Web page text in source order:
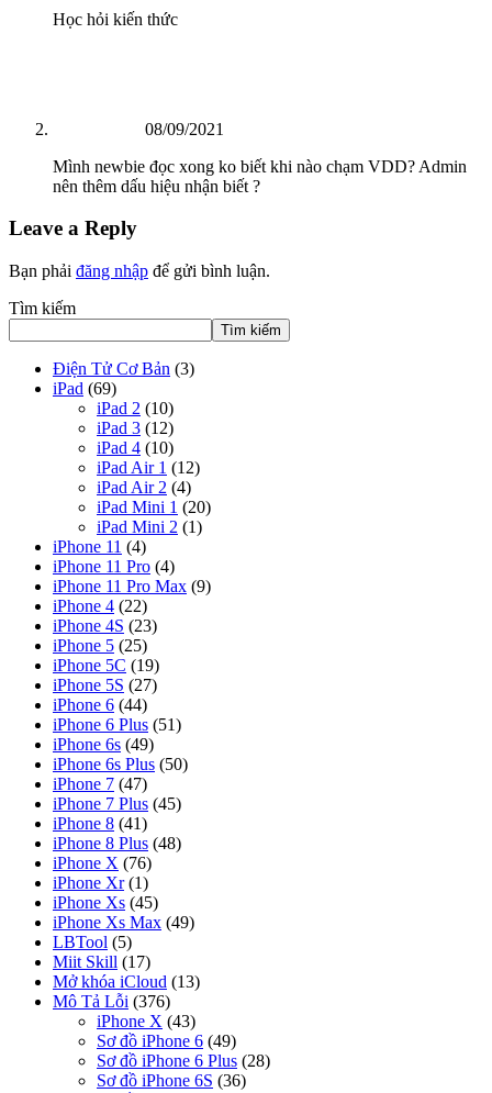
Học hỏi kiến thức
08/09/2021
Mình newbie đọc xong ko biết khi nào chạm VDD? Admin
nên thêm dấu hiệu nhận biết ?
Leave a Reply
Bạn phải đăng nhập để gửi bình luận.
Tìm kiếm
Tìm kiếm
Điện Tử Cơ Bản (3)
iPad (69)
iPad 2 (10)
iPad 3 (12)
iPad 4 (10)
iPad Air 1 (12)
iPad Air 2 (4)
iPad Mini 1 (20)
iPad Mini 2 (1)
iPhone 11 (4)
iPhone 11 Pro (4)
iPhone 11 Pro Max (9)
iPhone 4 (22)
iPhone 4S (23)
iPhone 5 (25)
iPhone 5C (19)
iPhone 5S (27)
iPhone 6 (44)
iPhone 6 Plus (51)
iPhone 6s (49)
iPhone 6s Plus (50)
iPhone 7 (47)
iPhone 7 Plus (45)
iPhone 8 (41)
iPhone 8 Plus (48)
iPhone X (76)
iPhone Xr(1)
iPhone Xs (45)
iPhone Xs Max (49)
LBTool (5)
Miit Skill (17)
Mở khóa iCloud (13)
Mô Tả Lỗi (376)
iPhone X (43)
Sơ đồ iPhone 6 (49)
Sơ đồ iPhone 6 Plus (28)
Sơ đồ iPhone 6S (36)